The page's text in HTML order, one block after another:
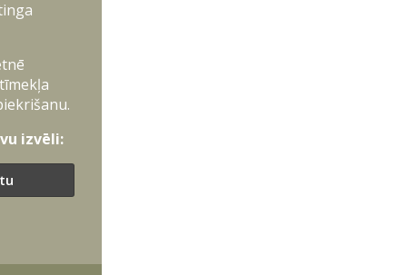
izvēli: